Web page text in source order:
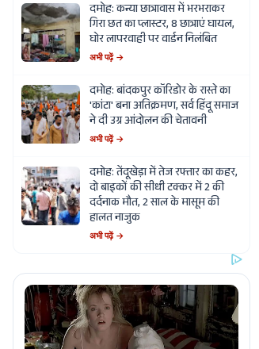
दमोह: कन्या छात्रावास में भरभराकर
गिरा छत का प्लास्टर, 8 छात्राएं घायल,
घोर लापरवाही पर वार्डन निलंबित
अभी पढ़ें →
दमोह: बांदकपुर कॉरिडोर के रास्ते का
'कांटा' बना अतिक्रमण, सर्व हिंदू समाज
ने दी उग्र आंदोलन की चेतावनी
अभी पढ़ें →
दमोह: तेंदूखेड़ा में तेज रफ्तार का कहर,
दो बाइकों की सीधी टक्कर में 2 की
दर्दनाक मौत, 2 साल के मासूम की
हालत नाजुक
अभी पढ़ें →